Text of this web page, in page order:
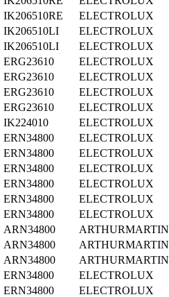
IK206510RE
ELECTROLUX
IK206510LI
ELECTROLUX
IK206510LI
ELECTROLUX
ERG23610
ELECTROLUX
ERG23610
ELECTROLUX
ERG23610
ELECTROLUX
ERG23610
ELECTROLUX
IK224010
ELECTROLUX
ERN34800
ELECTROLUX
ERN34800
ELECTROLUX
ERN34800
ELECTROLUX
ERN34800
ELECTROLUX
ERN34800
ELECTROLUX
ERN34800
ELECTROLUX
ARN34800
ARN34800
ARN34800
ERN34800
ELECTROLUX
ERN34800
ELECTROLUX